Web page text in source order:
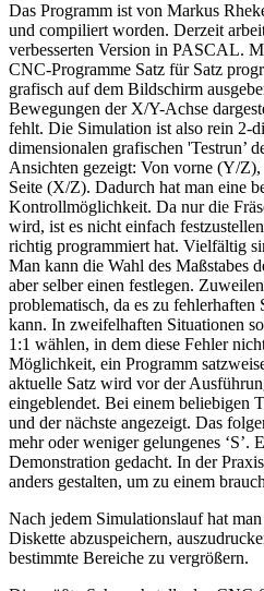
Das Programm ist von Markus
und compiliert worden. Derzeit
verbesserten Version in PASCAL.
CNC-Programme Satz für Satz
grafisch auf dem Bildschirm
Bewegungen der X/Y-Achse
fehlt. Die Simulation ist also rein 2-
dimensionalen grafischen 'Testrun’
Ansichten gezeigt: Von vorne (Y/
Seite (X/Z). Dadurch hat man eine
Kontrollmöglichkeit. Da nur die
wird, ist es nicht einfach
richtig programmiert hat. Vielfältig
Man kann die Wahl des Maßstabes
aber selber einen festlegen.
problematisch, da es zu
kann. In zweifelhaften Situationen
1:1 wählen, in dem diese Fehler
Möglichkeit, ein Programm
aktuelle Satz wird vor der
eingeblendet. Bei einem beliebigen
und der nächste angezeigt. Das
mehr oder weniger gelungenes ‘S’.
Demonstration gedacht. In der
anders gestalten, um zu einem
Nach jedem Simulationslauf hat
Diskette abzuspeichern,
bestimmte Bereiche zu vergrößern.